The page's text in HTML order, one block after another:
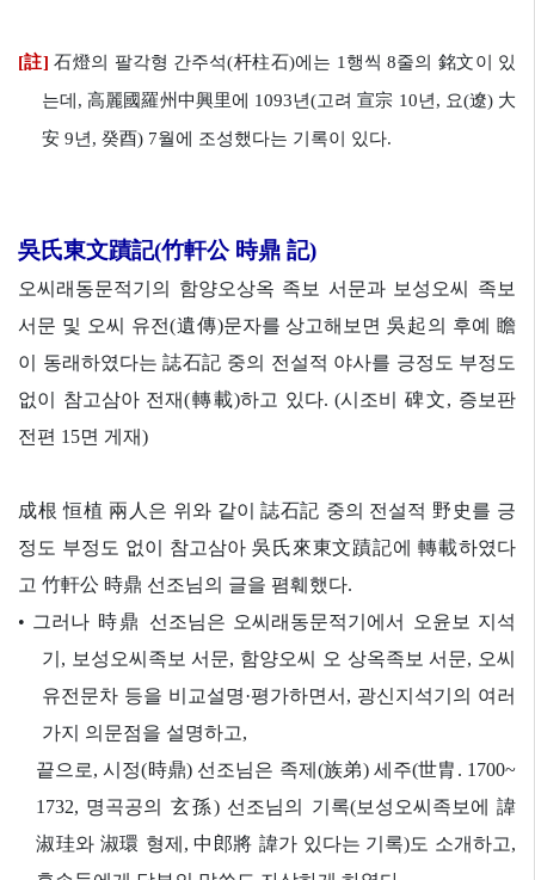
[註] 石燈의 팔각형 간주석(杆柱石)에는 1행씩 8줄의 銘文이 있
는데, 高麗國羅州中興里에 1093년(고려 宣宗 10년, 요(遼) 大
安 9년, 癸酉) 7월에 조성했다는 기록이 있다.
吳氏東文蹟記(竹軒公 時鼎 記)
오씨래동문적기의 함양오상옥 족보 서문과 보성오씨 족보
서문 및 오씨 유전(遺傳)문자를 상고해보면 吳起의 후예 瞻
이 동래하였다는 誌石記 중의 전설적 야사를 긍정도 부정도
없이 참고삼아 전재(轉載)하고 있다. (시조비 碑文, 증보판
전편 15면 게재)
成根 恒植 兩人은 위와 같이 誌石記 중의 전설적 野史를 긍
정도 부정도 없이 참고삼아 吳氏來東文蹟記에 轉載하였다
고 竹軒公 時鼎 선조님의 글을 폄훼했다.
• 그러나 時鼎 선조님은 오씨래동문적기에서 오윤보 지석
기, 보성오씨족보 서문, 함양오씨 오 상옥족보 서문, 오씨
유전문차 등을 비교설명·평가하면서, 광신지석기의 여러
가지 의문점을 설명하고,
끝으로, 시정(時鼎) 선조님은 족제(族弟) 세주(世胄. 1700~
1732, 명곡공의 玄孫) 선조님의 기록(보성오씨족보에 諱
淑珪와 淑環 형제, 中郎將 諱가 있다는 기록)도 소개하고,